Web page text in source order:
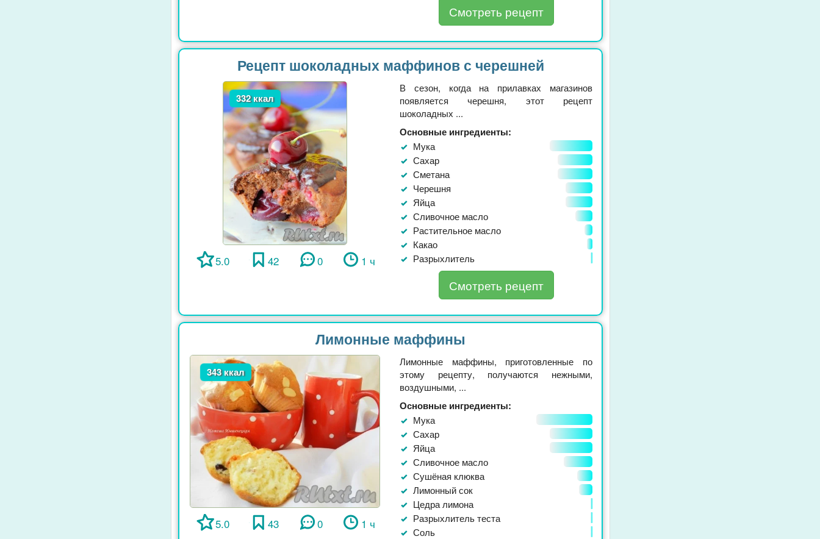
Смотреть рецепт
Рецепт шоколадных маффинов с черешней
332 ккал
5.0 42 0 1 ч
В сезон, когда на прилавках магазинов
появляется черешня, этот рецепт
шоколадных ...
Основные ингредиенты:
Мука
Сахар
Сметана
Черешня
Яйца
Сливочное масло
Растительное масло
Какао
Разрыхлитель
Смотреть рецепт
Лимонные маффины
343 ккал
5.0 43 0 1 ч
Лимонные маффины, приготовленные по
этому рецепту, получаются нежными,
воздушными, ...
Основные ингредиенты:
Мука
Сахар
Яйца
Сливочное масло
Сушёная клюква
Лимонный сок
Цедра лимона
Разрыхлитель теста
Соль